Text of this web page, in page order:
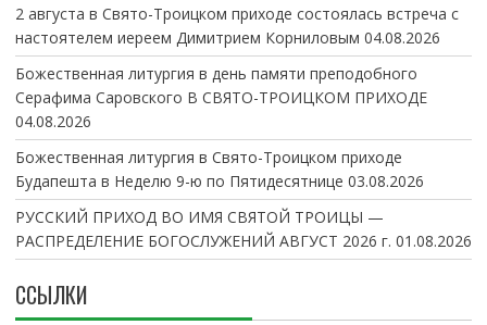
2 августа в Свято-Троицком приходе состоялась встреча с
настоятелем иереем Димитрием Корниловым 04.08.2026
Божественная литургия в день памяти преподобного
Серафима Саровского В СВЯТО-ТРОИЦКОМ ПРИХОДЕ
04.08.2026
Божественная литургия в Свято-Троицком приходе
Будапешта в Неделю 9-ю по Пятидесятнице 03.08.2026
РУССКИЙ ПРИХОД ВО ИМЯ СВЯТОЙ ТРОИЦЫ —
РАСПРЕДЕЛЕНИЕ БОГОСЛУЖЕНИЙ АВГУСТ 2026 г. 01.08.2026
ССЫЛКИ